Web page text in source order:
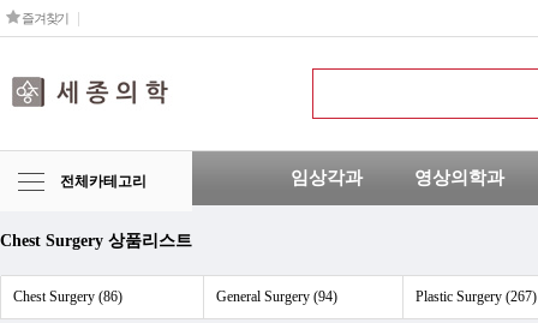
즐겨찾기
전체카테고리 임상각과 영상의학과
Chest Surgery 상품리스트
Chest Surgery (86) General Surgery (94) Plastic Surgery (267)